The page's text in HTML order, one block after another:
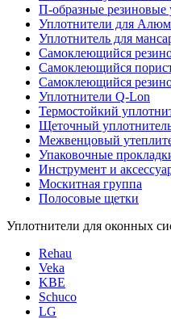
П-образные резиновые
Уплотнители для
Уплотнитель для
Самоклеющийся
Cамоклеющийся
Самоклеющийся
Уплотнители Q-Lon
Термостойкий
Щеточный
Межвенцовый
Упаковочные
Инструмент и
Москитная группа
Полосовые щетки
Уплотнители для оконных
Rehau
Veka
KBE
Schuco
LG